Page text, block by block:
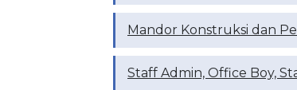
Mandor Konstruksi dan
Staff Admin, Office Boy,